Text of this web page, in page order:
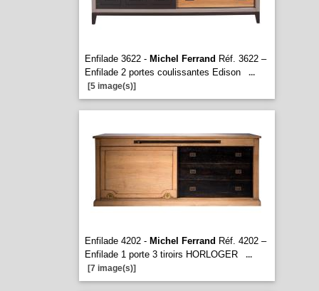
Enfilade 3622 - Michel Ferrand Réf. 3622 –
Enfilade 2 portes coulissantes Edison
...
[5 image(s)]
Enfilade 4202 - Michel Ferrand Réf. 4202 –
Enfilade 1 porte 3 tiroirs HORLOGER
...
[7 image(s)]